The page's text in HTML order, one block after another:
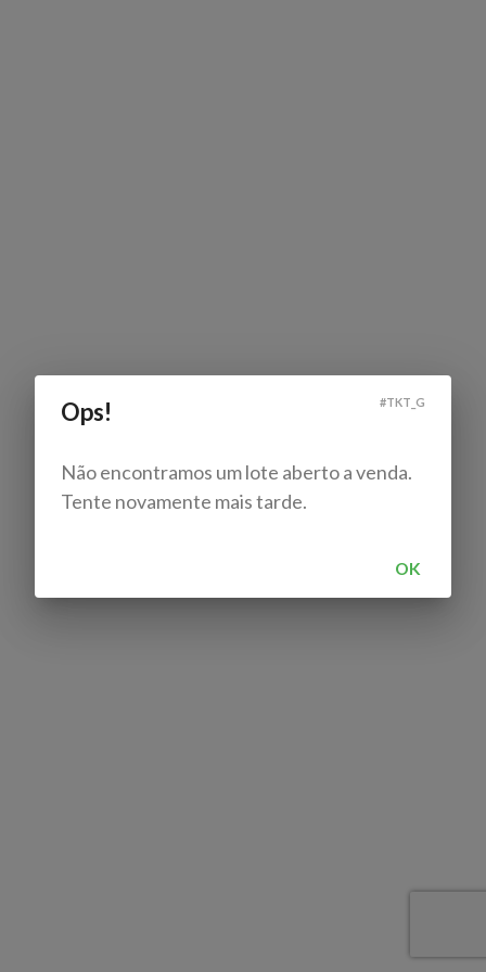
Ops! #TKT_G
Não encontramos um lote aberto a venda.
Tente novamente mais tarde.
OK